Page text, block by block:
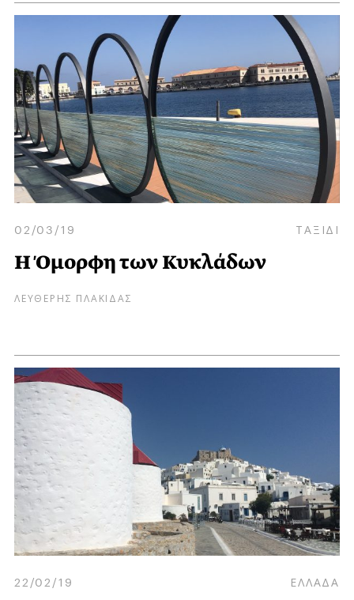
02/03/19 ΤΑΞΙΔΙ
Η Όμορφη των Κυκλάδων
ΛΕΥΘΕΡΗΣ ΠΛΑΚΙΔΑΣ
22/02/19 ΕΛΛΑΔΑ